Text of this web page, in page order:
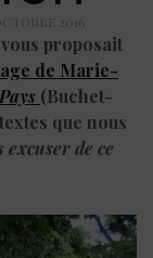
2016
proposait
de Marie-
(Buchet-
que nous
excuser de ce